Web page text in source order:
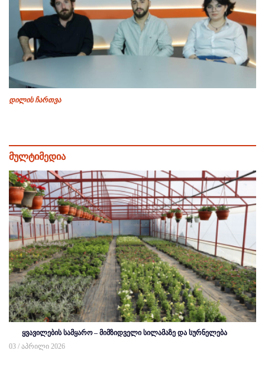
დილის ჩართვა
მულტიმედია
ყვავილების სამყარო – მიმზიდველი სილამაზე და სურნელება
03 / აპრილი 2026